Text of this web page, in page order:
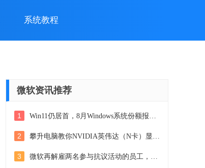
系统教程
微软资讯推荐
1 Win11仍居首，8月Windows系统份额报告出炉
2 攀升电脑教你NVIDIA英伟达（N卡）显卡驱动安装方法，详细步骤一网打尽
3 微软再解雇两名参与抗议活动的员工，引发舆论关注